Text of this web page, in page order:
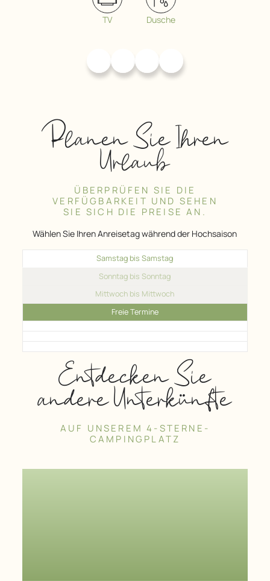
TV Dusche
Planen Sie Ihren
Urlaub
ÜBERPRÜFEN SIE DIE
VERFÜGBARKEIT UND SEHEN
SIE SICH DIE PREISE AN.
Wählen Sie Ihren Anreisetag während der Hochsaison
Samstag bis Samstag
Sonntag bis Sonntag
Mittwoch bis Mittwoch
Freie Termine
Entdecken Sie
andere Unterkünfte
AUF UNSEREM 4-STERNE-
CAMPINGPLATZ